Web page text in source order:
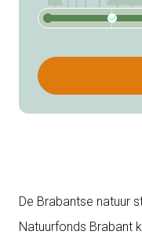
De Brabantse natuur
Natuurfonds Brabant